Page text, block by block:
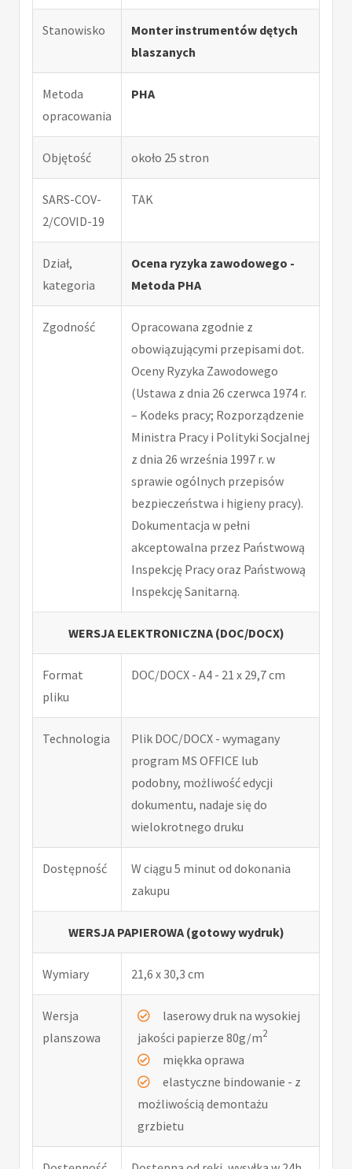
Stanowisko
Monter instrumentów dętych
blaszanych
Metoda
opracowania
PHA
Objętość około 25 stron
SARS-COV-
2/COVID-19
TAK
Dział,
kategoria
Ocena ryzyka zawodowego -
Metoda PHA
Zgodność
Opracowana zgodnie z
obowiązującymi przepisami dot.
Oceny Ryzyka Zawodowego
(Ustawa z dnia 26 czerwca 1974 r.
– Kodeks pracy; Rozporządzenie
Ministra Pracy i Polityki Socjalnej
z dnia 26 września 1997 r. w
sprawie ogólnych przepisów
bezpieczeństwa i higieny pracy).
Dokumentacja w pełni
akceptowalna przez Państwową
Inspekcję Pracy oraz Państwową
Inspekcję Sanitarną.
WERSJA ELEKTRONICZNA (DOC/DOCX)
Format
pliku
DOC/DOCX - A4 - 21 x 29,7 cm
Technologia
Plik DOC/DOCX - wymagany
program MS OFFICE lub
podobny, możliwość edycji
dokumentu, nadaje się do
wielokrotnego druku
Dostępność
W ciągu 5 minut od dokonania
zakupu
WERSJA PAPIEROWA (gotowy wydruk)
Wymiary 21,6 x 30,3 cm
Wersja
planszowa
laserowy druk na wysokiej
jakości papierze 80g/m2
miękka oprawa
elastyczne bindowanie - z
możliwością demontażu
grzbietu